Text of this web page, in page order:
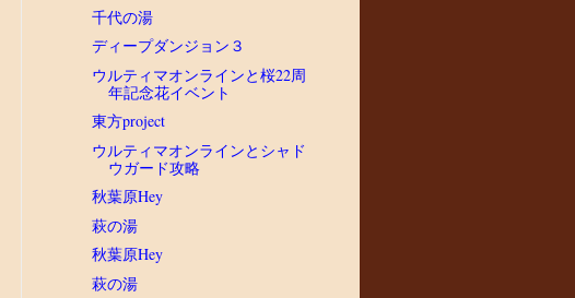
千代の湯
ディープダンジョン３
ウルティマオンラインと桜22周
年記念花イベント
東方project
ウルティマオンラインとシャド
ウガード攻略
秋葉原Hey
萩の湯
秋葉原Hey
萩の湯